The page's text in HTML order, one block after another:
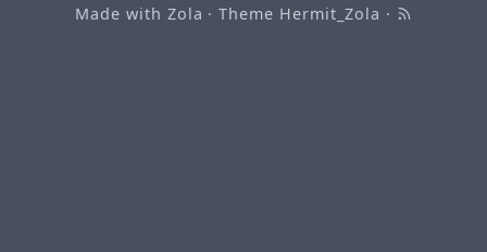
Made with Zola · Theme Hermit_Zola ·